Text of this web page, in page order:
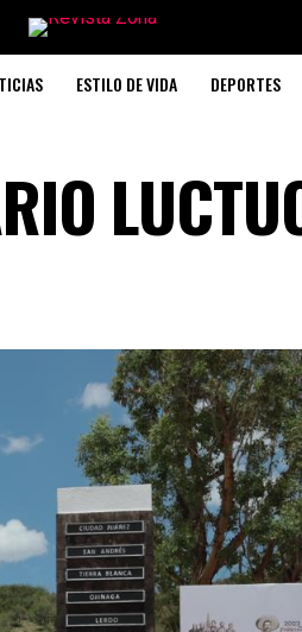
ESTILO DE VIDA DEPORTES